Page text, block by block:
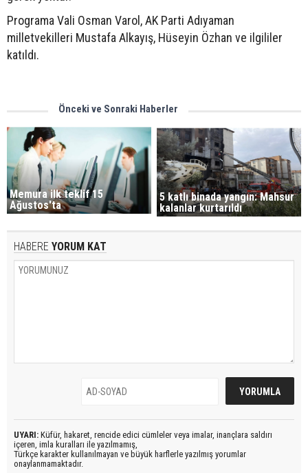
Programa Vali Osman Varol, AK Parti Adıyaman
milletvekilleri Mustafa Alkayış, Hüseyin Özhan ve ilgililer
katıldı.
Önceki ve Sonraki Haberler
Memura ilk teklif 15
Ağustos'ta
5 katlı binada yangın: Mahsur
kalanlar kurtarıldı
HABERE YORUM KAT
UYARI: Küfür, hakaret, rencide edici cümleler veya imalar, inançlara saldırı
içeren, imla kuralları ile yazılmamış,
Türkçe karakter kullanılmayan ve büyük harflerle yazılmış yorumlar
onaylanmamaktadır.